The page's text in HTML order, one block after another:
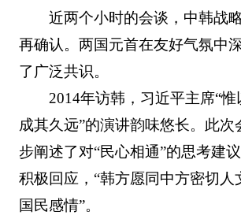
近两个小时的会谈，中韩战
再确认。两国元首在友好气氛中
了广泛共识。
2014年访韩，习近平主席“
成其久远”的演讲韵味悠长。此次
步阐述了对“民心相通”的思考建
积极回应，“韩方愿同中方密切人
国民感情”。